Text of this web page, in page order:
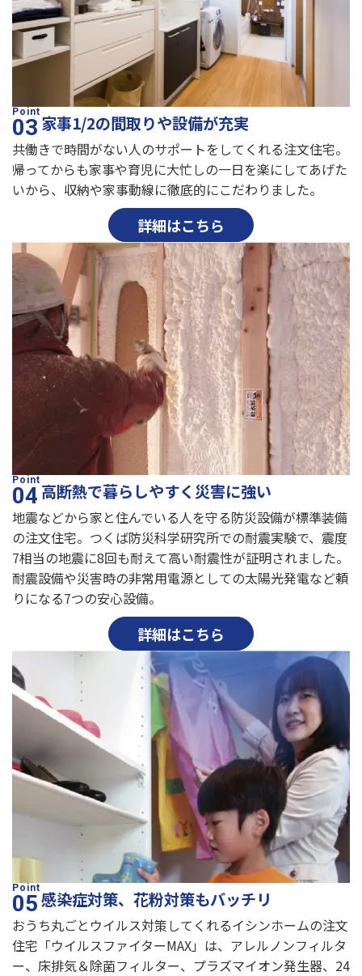
家事1/2の間取りや設備が充実
共働きで時間がない人のサポートをしてくれる注文住宅。
帰ってからも家事や育児に大忙しの一日を楽にしてあげた
いから、収納や家事動線に徹底的にこだわりました。
詳細はこちら
高断熱で暮らしやすく災害に強い
地震などから家と住んでいる人を守る防災設備が標準装備
の注文住宅。つくば防災科学研究所での耐震実験で、震度
7相当の地震に8回も耐えて高い耐震性が証明されました。
耐震設備や災害時の非常用電源としての太陽光発電など頼
りになる7つの安心設備。
詳細はこちら
感染症対策、花粉対策もバッチリ
おうち丸ごとウイルス対策してくれるイシンホームの注文
住宅「ウイルスファイターMAX」は、アレルノンフィルタ
ー、床排気＆除菌フィルター、プラズマイオン発生器、24